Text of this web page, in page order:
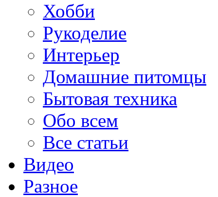
Хобби
Рукоделие
Интерьер
Домашние питомцы
Бытовая техника
Обо всем
Все статьи
Видео
Разное